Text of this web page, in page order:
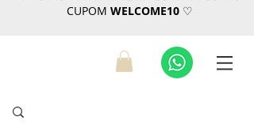
CUPOM WELCOME10♡